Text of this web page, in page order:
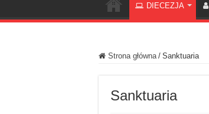
DIECEZJA
Strona główna / Sanktuaria
Sanktuaria